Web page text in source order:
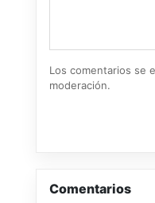
Los comentarios se
moderación.
Comentarios